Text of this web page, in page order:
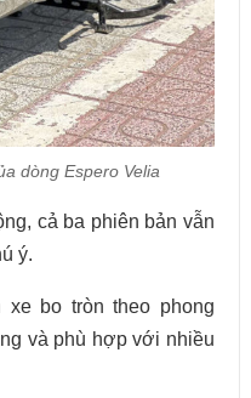
dòng Espero Velia
cả ba phiên bản vẫn
ý.
xe bo tròn theo phong
và phù hợp với nhiều